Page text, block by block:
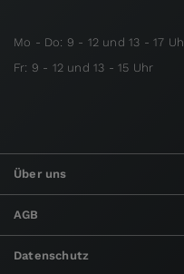
Mo - Do: 9 - 12 und 13 - 17
Fr: 9 - 12 und 13 - 15 Uhr
Über uns
AGB
Datenschutz